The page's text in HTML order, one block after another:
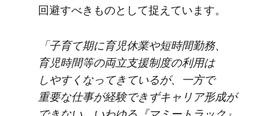
回避すべきものと​して​捉えています。
「子育て​期に​育児休業や​短時間勤務、​
育児時間等の​両立支援制度の​利用は​
しやすくなってきているが、​一方で​
重要な​仕事が​経験できずキャリア形成が​